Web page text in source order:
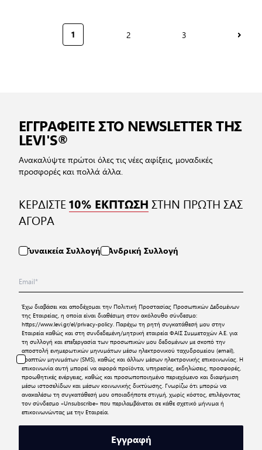
Διαβάζετε αυτή τη στιγμή τη σελίδα
1 Σελίδα
2 Σελίδα
3
ΕΓΓΡΑΦΕΙΤΕ ΣΤΟ NEWSLETTER ΤΗΣ
LEVI'S®
Ανακαλύψτε πρώτοι όλες τις νέες αφίξεις, μοναδικές
προσφορές και πολλά άλλα.
ΚΕΡΔΙΣΤΕ10% ΕΚΠΤΩΣΗ ΣΤΗΝ ΠΡΩΤΗ ΣΑΣ
ΑΓΟΡΑ
Γυναικεία Συλλογή Ανδρική Συλλογή
Έχω διαβάσει και αποδέχομαι την Πολιτική Προστασίας Προσωπικών Δεδομένων
της Εταιρείας, η οποία είναι διαθέσιμη στον ακόλουθο σύνδεσμο:
https://www.levi.gr/el/privacy-policy. Παρέχω τη ρητή συγκατάθεσή μου στην
Εταιρεία καθώς και στη συνδεδεμένη/μητρική εταιρεία ΦΑΙΣ Συμμετοχών Α.Ε. για
τη συλλογή και επεξεργασία των προσωπικών μου δεδομένων με σκοπό την
αποστολή ενημερωτικών μηνυμάτων μέσω ηλεκτρονικού ταχυδρομείου (email),
γραπτών μηνυμάτων (SMS), καθώς και άλλων μέσων ηλεκτρονικής επικοινωνίας. Η
επικοινωνία αυτή μπορεί να αφορά προϊόντα, υπηρεσίες, εκδηλώσεις, προσφορές,
προωθητικές ενέργειες, καθώς και προσωποποιημένο περιεχόμενο και διαφήμιση
μέσω ιστοσελίδων και μέσων κοινωνικής δικτύωσης. Γνωρίζω ότι μπορώ να
ανακαλέσω τη συγκατάθεσή μου οποιαδήποτε στιγμή, χωρίς κόστος, επιλέγοντας
τον σύνδεσμο «Unsubscribe» που περιλαμβάνεται σε κάθε σχετικό μήνυμα ή
επικοινωνώντας με την Εταιρεία.
Εγγραφή